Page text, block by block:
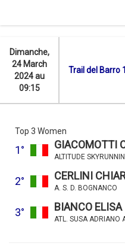
Dimanche,
24 March
2024 au
09:15
Trail del Barro
Top 3 Women
1° GIACOMOTTI
ALTITUDE
2° CERLINI
A. S. D. BOGNANCO
3° BIANCO ELISA
ATL. SUSA ADRIANO